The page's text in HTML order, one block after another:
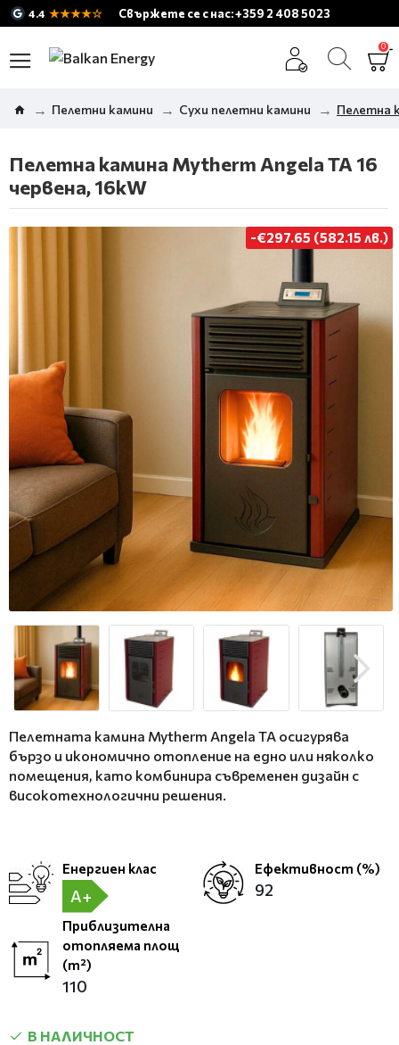
4.4 ★★★★☆ Свържете се с нас: +359 2 408 5023
0
Пелетни камини Сухи пелетни камини Пелетна
Пелетна камина Mytherm Angela TA 16
червена, 16kW
-€297.65 (582.15 лв.)
Пелетната камина Mytherm Angela TA осигурява
бързо и икономично отопление на едно или няколко
помещения, като комбинира съвременен дизайн с
високотехнологични решения.
Енергиен клас
A+
Ефективност (%)
92
Приблизителна
отопляема площ
(m²)
110
В НАЛИЧНОСТ